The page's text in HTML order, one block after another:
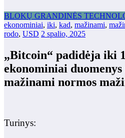
BLOKŲ GRANDINĖS
ekonominiai, iki, kad, mažinami,
rodo, USD 2 spalio, 2025
„Bitcoin“ padidėja iki
ekonominiai
mažinami normos
Turinys: